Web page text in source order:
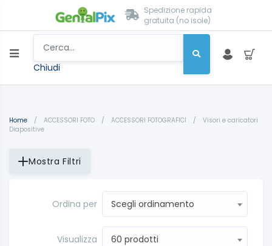
Spedizione rapida
gratuita (no isole)
Chiudi
Home / ACCESSORI FOTO / ACCESSORI FOTOGRAFICI /
Visori e caricatori
Diapositive
Mostra Filtri
Ordina per Scegli ordinamento
Visualizza 60 prodotti